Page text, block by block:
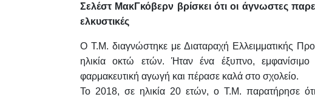
Σελέστ ΜακΓκόβερν βρίσκει ότι οι άγνωστες
ελκυστικές
Ο Τ.Μ. διαγνώστηκε με Διαταραχή Ελλειμματικής
ηλικία οκτώ ετών. Ήταν ένα έξυπνο,
φαρμακευτική αγωγή και πέρασε καλά στο σχολείο.
Το 2018, σε ηλικία 20 ετών, ο Τ.Μ. παρατήρησε